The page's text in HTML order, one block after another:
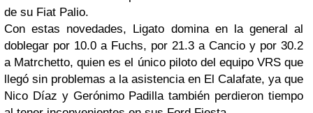
de su Fiat Palio.
Con estas novedades, Ligato domina en la general al
doblegar por 10.0 a Fuchs, por 21.3 a Cancio y por 30.2
a Matrchetto, quien es el único piloto del equipo VRS que
llegó sin problemas a la asistencia en El Calafate, ya que
Nico Díaz y Gerónimo Padilla también perdieron tiempo